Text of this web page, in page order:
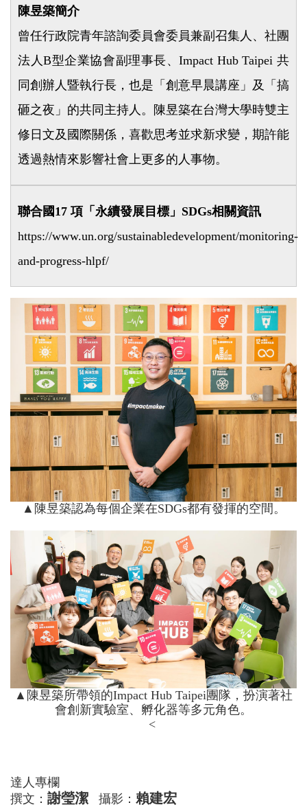
陳昱築簡介
曾任行政院青年諮詢委員會委員兼副召集人、社團
法人B型企業協會副理事長、Impact Hub Taipei 共
同創辦人暨執行長，也是「創意早晨講座」及「搞
砸之夜」的共同主持人。陳昱築在台灣大學時雙主
修日文及國際關係，喜歡思考並求新求變，期許能
透過熱情來影響社會上更多的人事物。
聯合國17 項「永續發展目標」SDGs相關資訊
https://www.un.org/sustainabledevelopment/monitoring-
and-progress-hlpf/
▲陳昱築認為每個企業在SDGs都有發揮的空間。
▲陳昱築所帶領的Impact Hub Taipei團隊，扮演著社
會創新實驗室、孵化器等多元角色。
<
達人專欄
撰文： 謝瑩潔 攝影： 賴建宏